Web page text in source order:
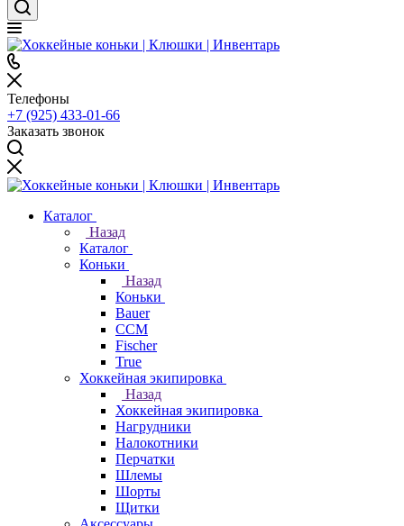
Телефоны
+7 (925) 433-01-66
Заказать звонок
Каталог
Назад
Каталог
Коньки
Назад
Коньки
Bauer
CCM
Fischer
True
Хоккейная экипировка
Назад
Хоккейная экипировка
Нагрудники
Налокотники
Перчатки
Шлемы
Шорты
Щитки